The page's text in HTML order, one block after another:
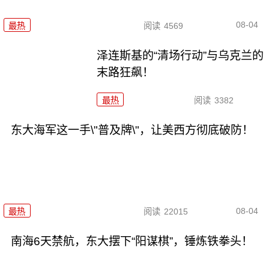
最热 阅读 4569 08-04
泽连斯基的“清场行动”与乌克兰的
末路狂飙！
最热 阅读 3382
东大海军这一手\"普及牌\"，让美西方彻底破防！
最热 阅读 22015 08-04
南海6天禁航，东大摆下“阳谋棋”，锤炼铁拳头！